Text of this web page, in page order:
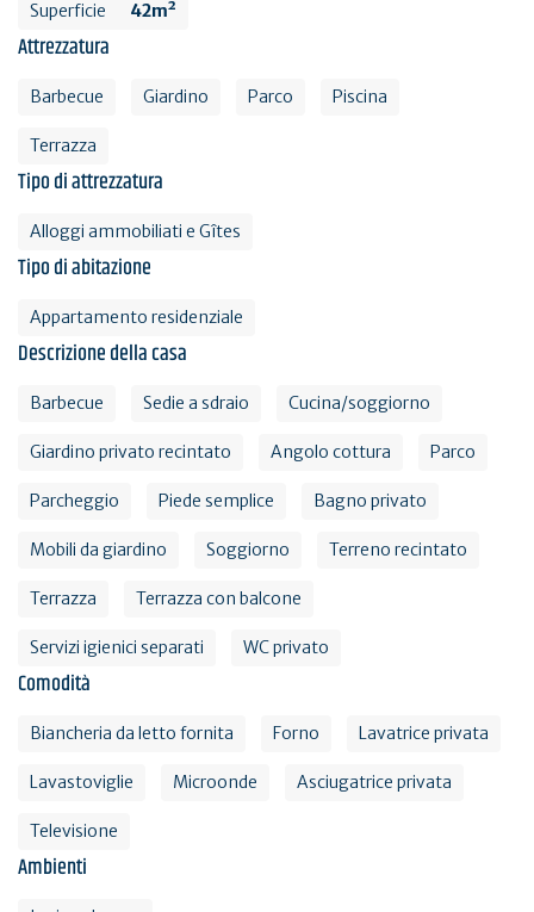
Superficie 42m²
Attrezzatura
Barbecue Giardino Parco Piscina
Terrazza
Tipo di attrezzatura
Alloggi ammobiliati e Gîtes
Tipo di abitazione
Appartamento residenziale
Descrizione della casa
Barbecue Sedie a sdraio Cucina/soggiorno
Giardino privato recintato Angolo cottura Parco
Parcheggio Piede semplice Bagno privato
Mobili da giardino Soggiorno Terreno recintato
Terrazza Terrazza con balcone
Servizi igienici separati WC privato
Comodità
Biancheria da letto fornita Forno Lavatrice privata
Lavastoviglie Microonde Asciugatrice privata
Televisione
Ambienti